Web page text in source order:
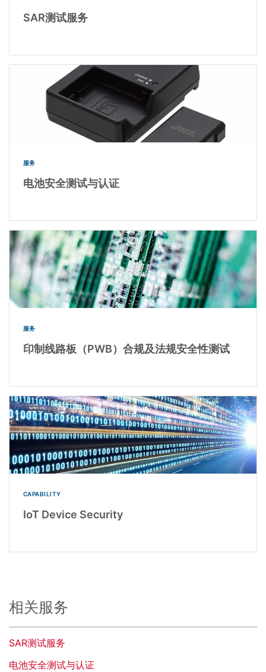
SAR测试服务
服务
电池安全测试与认证
服务
印制线路板（PWB）合规及法规安全性测试
CAPABILITY
IoT Device Security
相关服务
SAR测试服务
电池安全测试与认证